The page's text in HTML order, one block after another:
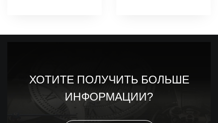
ХОТИТЕ ПОЛУЧИТЬ БОЛЬШЕ
ИНФОРМАЦИИ?